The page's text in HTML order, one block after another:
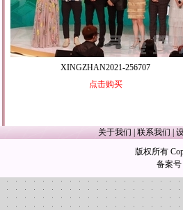
XINGZHAN2021-256707
点击购买
关于我们 联系我们
版权所有
备案号